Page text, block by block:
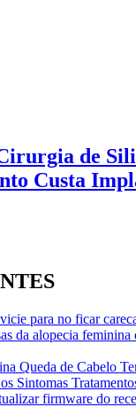
de
Custa
para no ficar
da alopecia feminina
Queda de Cabelo
Sintomas
firmware do